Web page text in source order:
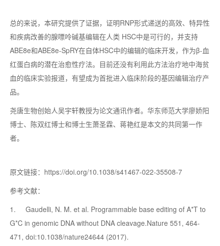
总的来说，本研究提供了证据，证明RNP形式递送的高效、特异性
和疾病改善的腺嘌呤碱基编辑在人类 HSC中是可行的，并支持
ABE8e和ABE8e-SpRY在自体HSC中的编辑的临床开发，作为β-血
红蛋白病的潜在治愈性疗法。目前还没有利用此方法治疗地中海贫
血的临床实验报道，有望成为首批进入临床阶段的基因编辑治疗产
品。
尧唐生物创始人吴宇轩教授为论文通讯作者。华东师范大学廖娇阳
博士、陈双红博士和博士生萧圣霖、蒋艳红是本文的共同第一作
者。
原文链接：https://doi.org/10.1038/s41467-022-35508-7
参考文献：
1. Gaudelli, N. M. et al. Programmable base editing of A*T to
G*C in genomic DNA without DNA cleavage.Nature 551, 464-
471, doi:10.1038/nature24644 (2017).